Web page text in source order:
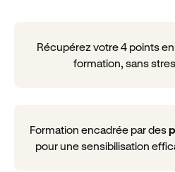
Récupérez votre 4 points
formation, sans
Formation encadrée par des
pour une sensibilisation